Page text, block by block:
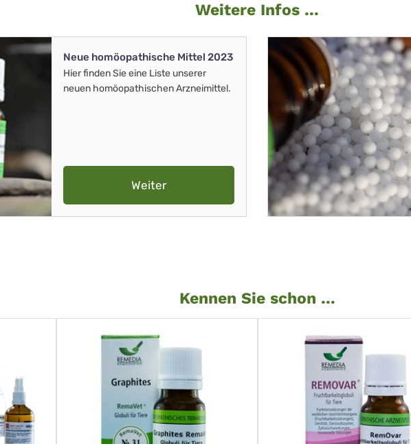
Weitere Infos ...
Neue homöopathische Mittel 2023
Hier finden Sie eine Liste unserer
neuen homöopathischen Arzneimittel.
Weiter
Kennen Sie schon ...